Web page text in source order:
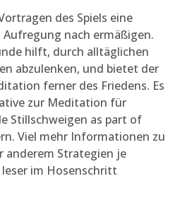
des Spiels eine
nach ermäßigen.
hilft, durch alltäglichen
abzulenken, und bietet der
ferner des Friedens. Es
zur Meditation für
Stillschweigen as part of
Viel mehr Informationen zu
anderem Strategien je
im Hosenschritt